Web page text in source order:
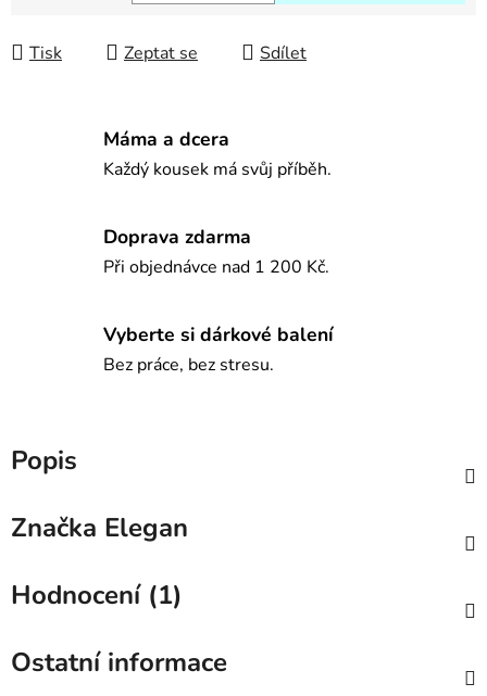
Tisk Zeptat se Sdílet
Máma a dcera
Každý kousek má svůj příběh.
Doprava zdarma
Při objednávce nad 1 200 Kč.
Vyberte si dárkové balení
Bez práce, bez stresu.
Popis
Značka Elegan
Hodnocení (1)
Ostatní informace